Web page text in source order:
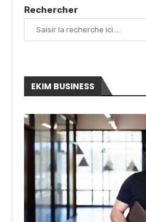
Rechercher
EKIM BUSINESS